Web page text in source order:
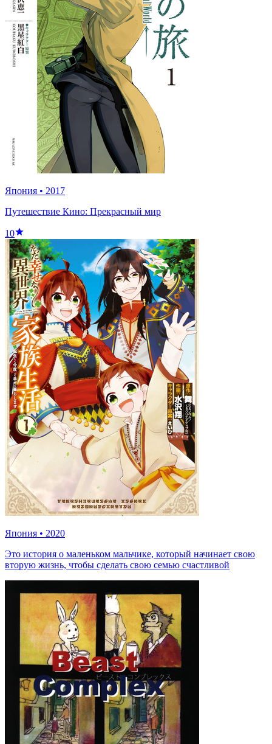
Япония • 2017
Путешествие Кино: Прекрасный мир
10
Япония • 2020
Это история о маленьком мальчике, который начинает свою
вторую жизнь, чтобы сделать свою семью счастливой